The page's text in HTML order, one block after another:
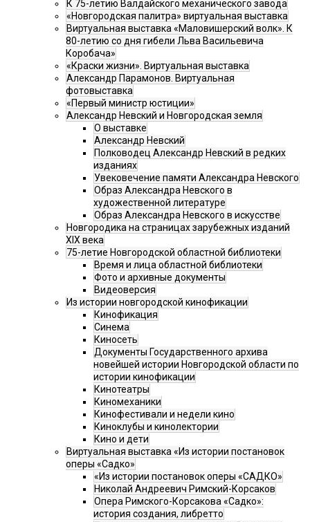
К 75-летию Валдайского механического завода
«Новгородская палитра» виртуальная выставка
Виртуальная выставка «Маловишерский волк». К
80-летию со дня гибели Льва Васильевича
Коробача»
«Краски жизни». Виртуальная выставка
Александр Парамонов. Виртуальная
фотовыставка
«Первый министр юстиции»
Александр Невский и Новгородская земля
О выставке
Александр Невский
Полководец Александр Невский в редких
изданиях
Увековечение памяти Александра Невского
Образ Александра Невского в
художественной литературе
Образ Александра Невского в искусстве
Новгородика на страницах зарубежных изданий
XIX века
75-летие Новгородской областной библиотеки
Время и лица областной библиотеки
Фото и архивные документы
Видеоверсия
Из истории новгородской кинофикации
Кинофикация
Синема
Киносеть
Документы Государственного архива
новейшей истории Новгородской области по
истории кинофикации
Кинотеатры
Киномеханики
Кинофестивали и недели кино
Киноклубы и кинолектории
Кино и дети
Виртуальная выставка «Из истории постановок
оперы «Садко»
«Из истории постановок оперы «САДКО»
Николай Андреевич Римский-Корсаков
Опера Римского-Корсакова «Садко»:
история создания, либретто